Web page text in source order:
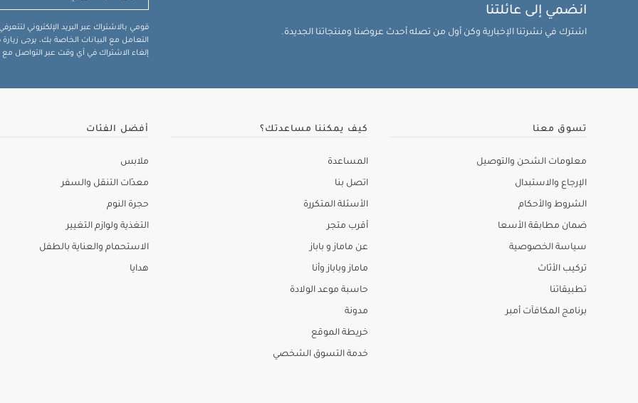
انضمي إلى عائلتنا
اشترك في نشرتنا الإخبارية وكن أول من تصله أحدث عروضنا ومنتجاتنا الجديدة.
قومي بالاشتراك عبر البريد الإلكتروني
التعامل مع البيانات الخاصة بك، يرجى
إلغاء الاشتراك في أي وقت عبر التواصل مع
تسوق معنا
معلومات الشحن والتوصيل
الإرجاع والاستبدال
الشروط والأحكام
ضمان مطابقة الأسعا
سياسة الخصوصية
تركيب الأثاث
تطبيقاتنا
برنامج المكافآت أمبر
كيف يمكننا مساعدتك؟
المساعدة
اتصل بنا
الأسئلة المتكررة
أقرب متجر
عن ماماز و باباز
ماماز وباباز وأنا
حاسبة موعد الولادة
مدونة
خريطة الموقع
خدمة التسوق الشخصي
أفضل الفئات
ملابس
معدّات التنقل والسفر
حجرة النوم
التغذية ولوازم التغيير
الاستحمام والعناية بالطفل
هدايا